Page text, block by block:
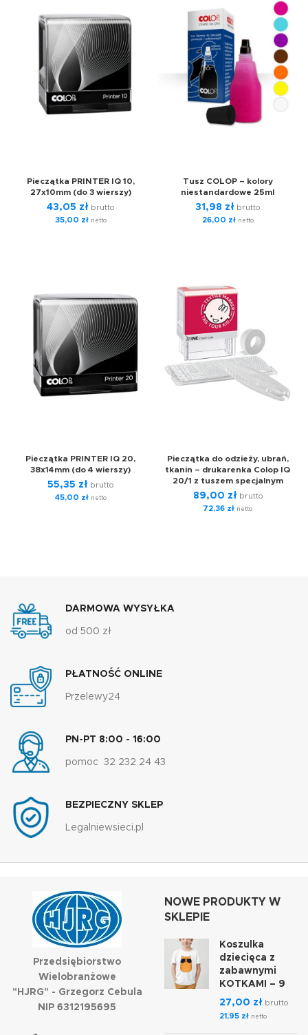
Pieczątka PRINTER IQ 10,
27x10mm (do 3 wierszy)
43,05 zł brutto
35,00 złnetto
Tusz COLOP – kolory
niestandardowe 25ml
31,98 zł brutto
26,00 złnetto
Pieczątka PRINTER IQ 20,
38x14mm (do 4 wierszy)
55,35 zł brutto
45,00 złnetto
Pieczątka do odzieży, ubrań,
tkanin – drukarenka Colop IQ
20/1 z tuszem specjalnym
89,00 zł brutto
72,36 zł netto
DARMOWA WYSYŁKA
od 500 zł
PŁATNOŚĆ ONLINE
Przelewy24
PN-PT 8:00 - 16:00
pomoc 32 232 24 43
BEZPIECZNY SKLEP
Legalniewsieci.pl
Przedsiębiorstwo
Wielobranżowe
"HJRG" - Grzegorz Cebula
NIP 6312195695
NOWE PRODUKTY W
SKLEPIE
Koszulka
dziecięca z
zabawnymi
KOTKAMI – 9
27,00 zł brutto
21,95 zł netto